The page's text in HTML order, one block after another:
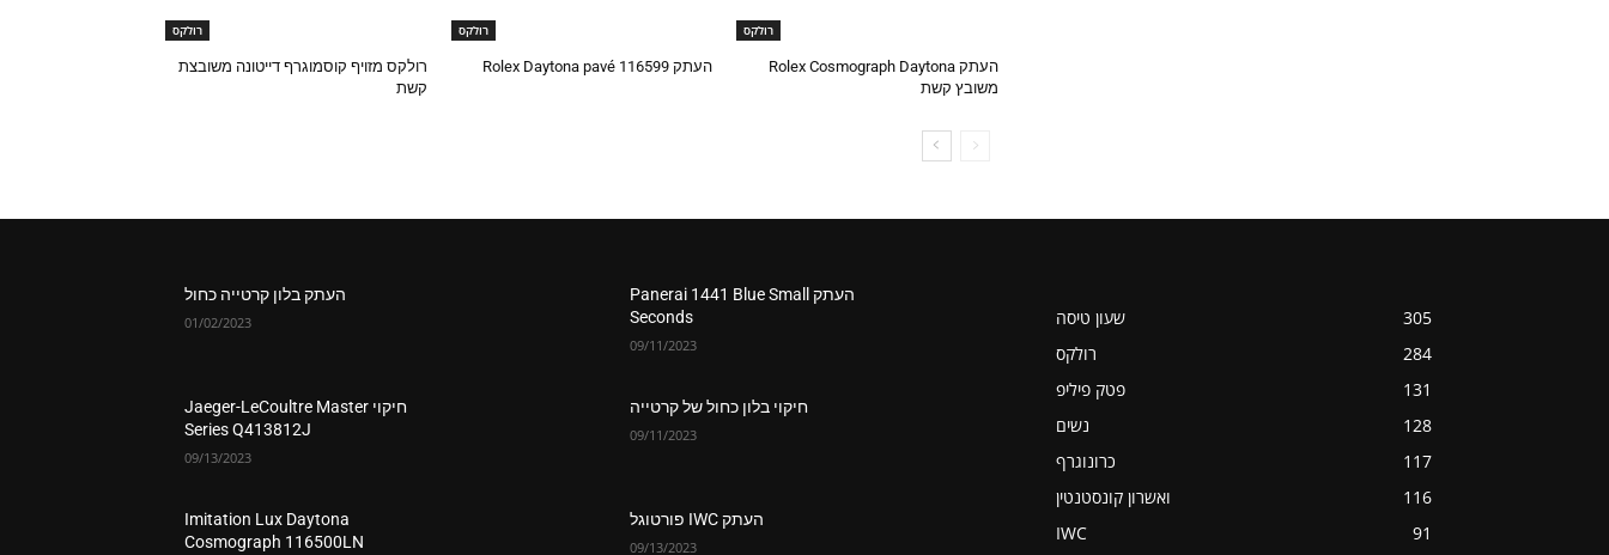
רולקס
העתק Rolex Cosmograph Daytona
משובץ קשת
רולקס
העתק Rolex Daytona pavé 116599
רולקס
רולקס מזויף קוסמוגרף דייטונה משובצת
קשת
העתק בלון קרטייה כחול
01/02/2023
חיקוי Jaeger-LeCoultre Master
Series Q413812J
09/13/2023
Imitation Lux Daytona
Cosmograph 116500LN
העתק Panerai 1441 Blue Small
Seconds
09/11/2023
חיקוי בלון כחול של קרטייה
09/11/2023
העתק IWC פורטוגל
09/13/2023
שעון טיסה
305
רולקס
284
פטק פיליפ
131
נשים
128
כרונוגרף
117
ואשרון קונסטנטין
116
IWC
91